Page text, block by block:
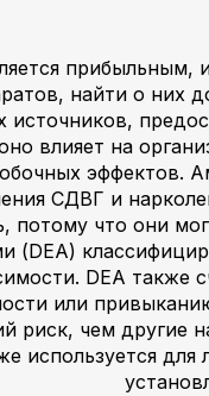
прибыльным,
найти о
источников,
влияет на
СДВГ и
потому что они
(DEA)
DEA также
или
риск, чем другие
используется